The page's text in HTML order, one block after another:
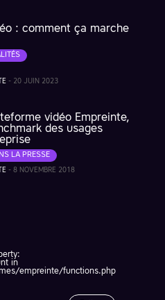
: comment ça marche
- 20 JUIN 2023
vidéo Empreinte,
des usages
LA PRESSE
-8 NOVEMBRE 2018
in
empreinte/functions.php